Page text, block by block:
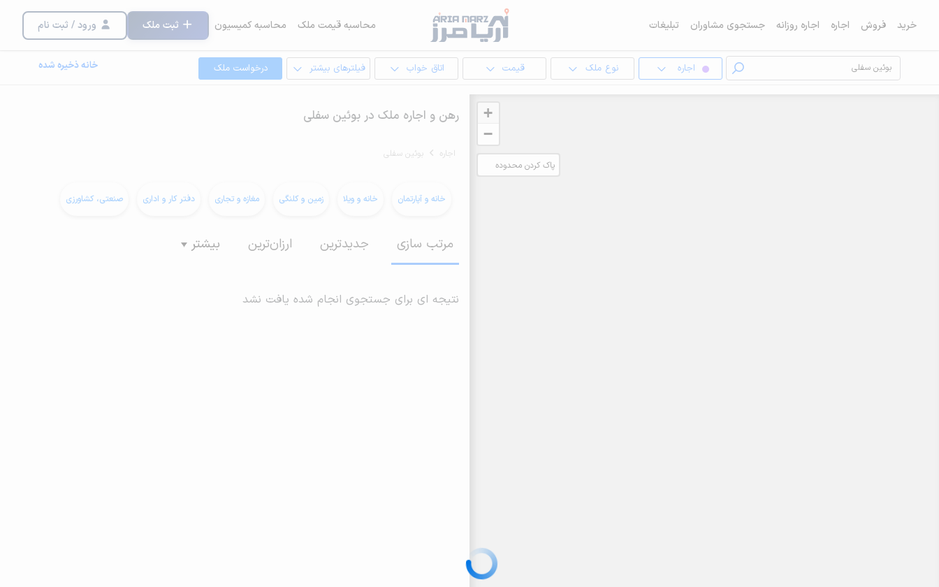
خرید فروش اجاره اجاره روزانه جستجوی مشاوران تبلیغات محاسبه قیمت ملک محاسبه کمیسیون ثبت ملک ورود / ثبت نام
اجاره نوع ملک قیمت اتاق خواب فیلترهای بیشتر درخواست ملک خانه ذخیره شده
+
−
پاک کردن محدوده
رهن و اجاره ملک در بوئین سفلی
اجاره بوئین سفلی
خانه و آپارتمان خانه و ویلا زمین و کلنگی مغازه و تجاری دفتر کار و اداری صنعتی، کشاورزی
مرتب سازی جدیدترین ارزان‌ترین بیشتر
نتیجه ای برای جستجوی انجام شده یافت نشد